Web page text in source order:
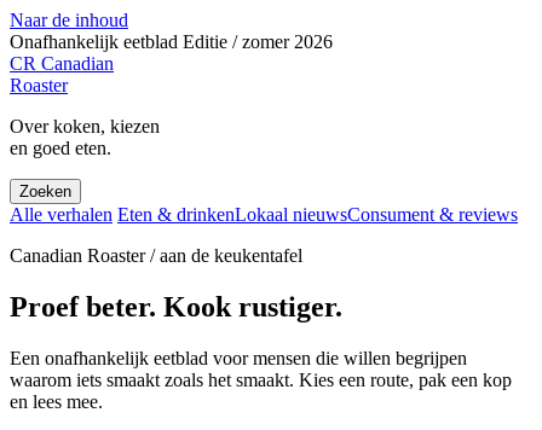
Naar de inhoud
Onafhankelijk eetblad Editie / zomer 2026
CR Canadian
Roaster
Over koken, kiezen
en goed eten.
Zoeken
Alle verhalen Eten & drinkenLokaal nieuwsConsument & reviews
Canadian Roaster / aan de keukentafel
Proef beter. Kook rustiger.
Een onafhankelijk eetblad voor mensen die willen begrijpen
waarom iets smaakt zoals het smaakt. Kies een route, pak een kop
en lees mee.